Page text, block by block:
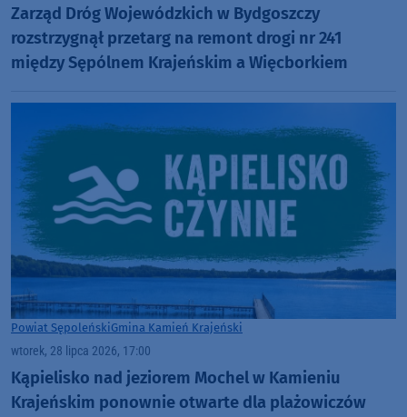
Zarząd Dróg Wojewódzkich w Bydgoszczy
rozstrzygnął przetarg na remont drogi nr 241
między Sępólnem Krajeńskim a Więcborkiem
Powiat SępoleńskiGmina Kamień Krajeński
wtorek, 28 lipca 2026, 17:00
Kąpielisko nad jeziorem Mochel w Kamieniu
Krajeńskim ponownie otwarte dla plażowiczów